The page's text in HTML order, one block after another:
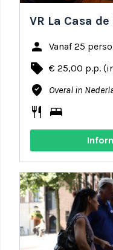
VR La Casa
person Vanaf 25
local_offer € 25,00 p.p.
where_to_vote Overal in
restaurant bed